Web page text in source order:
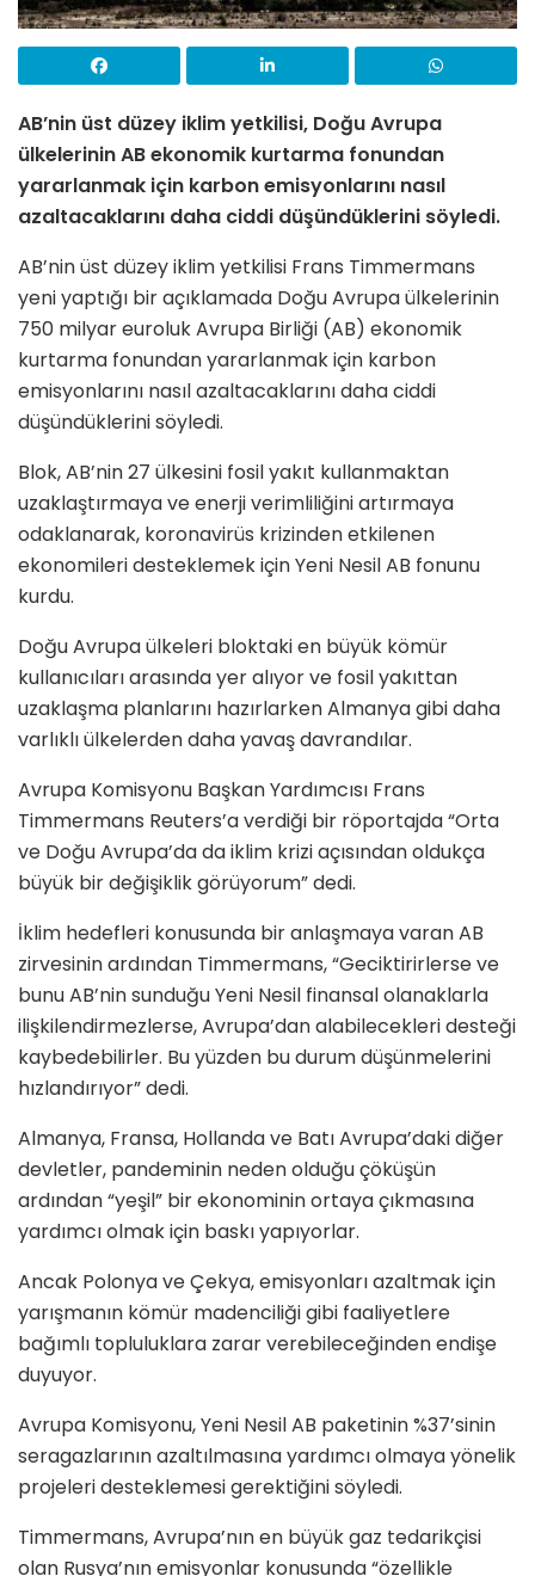
AB’nin üst düzey iklim yetkilisi, Doğu Avrupa
ülkelerinin AB ekonomik kurtarma fonundan
yararlanmak için karbon emisyonlarını nasıl
azaltacaklarını daha ciddi düşündüklerini söyledi.
AB’nin üst düzey iklim yetkilisi Frans Timmermans
yeni yaptığı bir açıklamada Doğu Avrupa ülkelerinin
750 milyar euroluk Avrupa Birliği (AB) ekonomik
kurtarma fonundan yararlanmak için karbon
emisyonlarını nasıl azaltacaklarını daha ciddi
düşündüklerini söyledi.
Blok, AB’nin 27 ülkesini fosil yakıt kullanmaktan
uzaklaştırmaya ve enerji verimliliğini artırmaya
odaklanarak, koronavirüs krizinden etkilenen
ekonomileri desteklemek için Yeni Nesil AB fonunu
kurdu.
Doğu Avrupa ülkeleri bloktaki en büyük kömür
kullanıcıları arasında yer alıyor ve fosil yakıttan
uzaklaşma planlarını hazırlarken Almanya gibi daha
varlıklı ülkelerden daha yavaş davrandılar.
Avrupa Komisyonu Başkan Yardımcısı Frans
Timmermans Reuters’a verdiği bir röportajda “Orta
ve Doğu Avrupa’da da iklim krizi açısından oldukça
büyük bir değişiklik görüyorum” dedi.
İklim hedefleri konusunda bir anlaşmaya varan AB
zirvesinin ardından Timmermans, “Geciktirirlerse ve
bunu AB’nin sunduğu Yeni Nesil finansal olanaklarla
ilişkilendirmezlerse, Avrupa’dan alabilecekleri desteği
kaybedebilirler. Bu yüzden bu durum düşünmelerini
hızlandırıyor” dedi.
Almanya, Fransa, Hollanda ve Batı Avrupa’daki diğer
devletler, pandeminin neden olduğu çöküşün
ardından “yeşil” bir ekonominin ortaya çıkmasına
yardımcı olmak için baskı yapıyorlar.
Ancak Polonya ve Çekya, emisyonları azaltmak için
yarışmanın kömür madenciliği gibi faaliyetlere
bağımlı topluluklara zarar verebileceğinden endişe
duyuyor.
Avrupa Komisyonu, Yeni Nesil AB paketinin %37’sinin
seragazlarının azaltılmasına yardımcı olmaya yönelik
projeleri desteklemesi gerektiğini söyledi.
Timmermans, Avrupa’nın en büyük gaz tedarikçisi
olan Rusya’nın emisyonlar konusunda “özellikle